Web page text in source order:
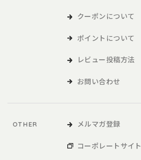
クーポンについて
ポイントについて
レビュー投稿方法
お問い合わせ
OTHER メルマガ登録
コーポレートサイト